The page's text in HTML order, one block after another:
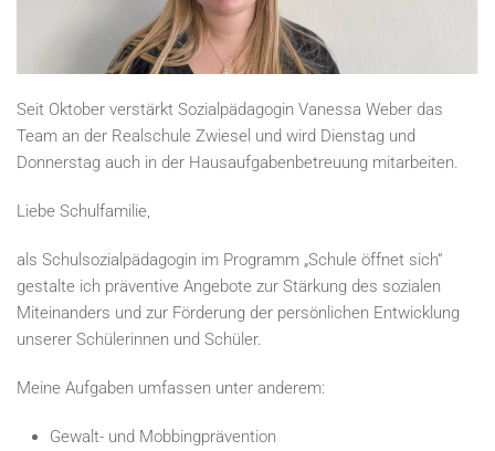
Seit Oktober verstärkt Sozialpädagogin Vanessa Weber das
Team an der Realschule Zwiesel und wird Dienstag und
Donnerstag auch in der Hausaufgabenbetreuung mitarbeiten.
Liebe Schulfamilie,
als Schulsozialpädagogin im Programm „Schule öffnet sich“
gestalte ich präventive Angebote zur Stärkung des sozialen
Miteinanders und zur Förderung der persönlichen Entwicklung
unserer Schülerinnen und Schüler.
Meine Aufgaben umfassen unter anderem:
Gewalt- und Mobbingprävention